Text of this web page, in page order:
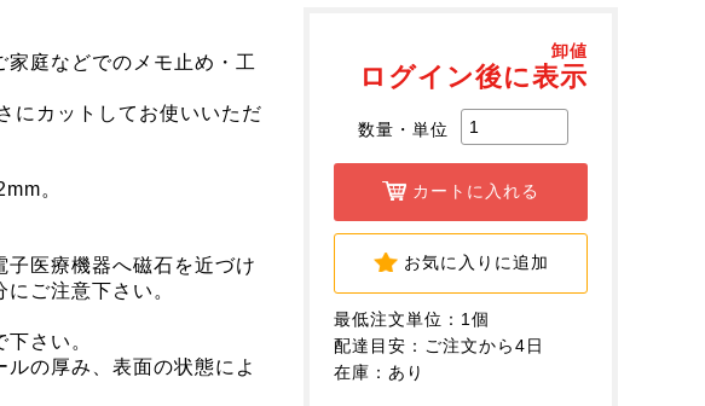
卸値
ログイン後に表示
数量・単位
カートに入れる
お気に入りに追加
最低注文単位：1個
配達目安：ご注文から4日
在庫：あり
庭などでのメモ止め・工
にカットしてお使いいただ
。
医療機器へ磁石を近づけ
ご注意下さい。
さい。
の厚み、表面の状態によ